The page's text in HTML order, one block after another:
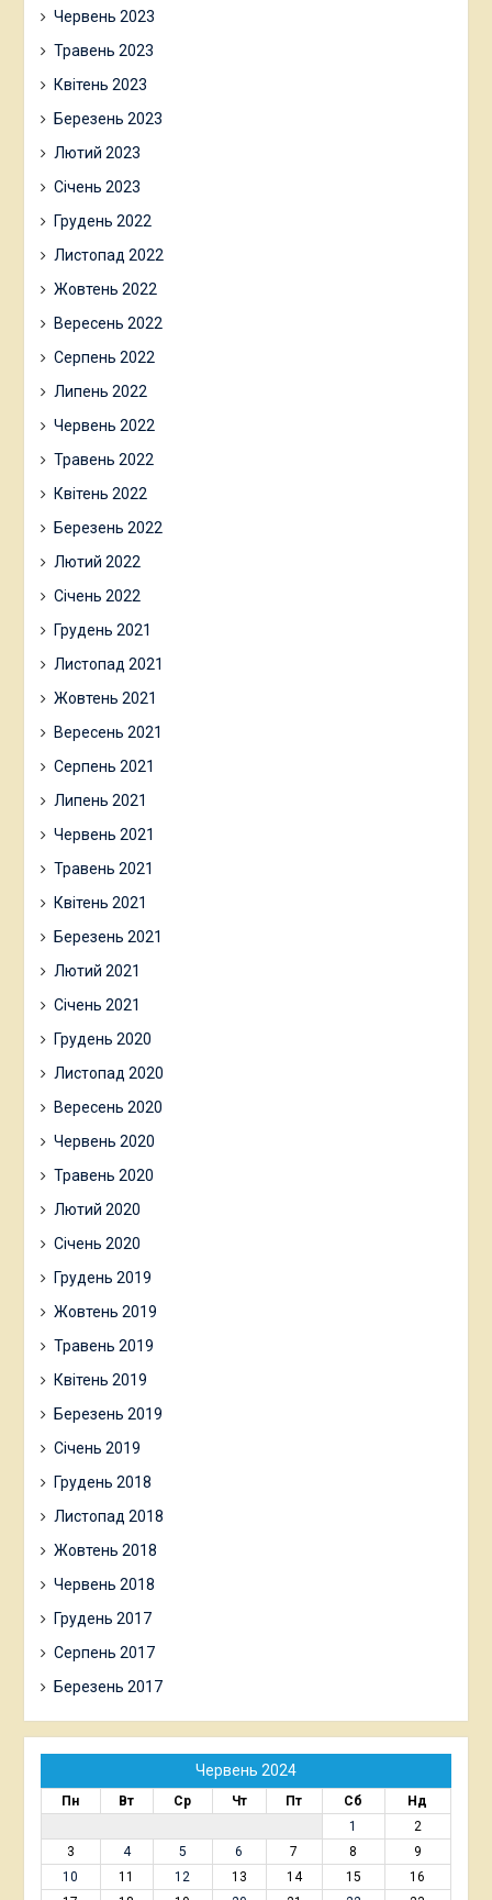
Червень 2023
Травень 2023
Квітень 2023
Березень 2023
Лютий 2023
Січень 2023
Грудень 2022
Листопад 2022
Жовтень 2022
Вересень 2022
Серпень 2022
Липень 2022
Червень 2022
Травень 2022
Квітень 2022
Березень 2022
Лютий 2022
Січень 2022
Грудень 2021
Листопад 2021
Жовтень 2021
Вересень 2021
Серпень 2021
Липень 2021
Червень 2021
Травень 2021
Квітень 2021
Березень 2021
Лютий 2021
Січень 2021
Грудень 2020
Листопад 2020
Вересень 2020
Червень 2020
Травень 2020
Лютий 2020
Січень 2020
Грудень 2019
Жовтень 2019
Травень 2019
Квітень 2019
Березень 2019
Січень 2019
Грудень 2018
Листопад 2018
Жовтень 2018
Червень 2018
Грудень 2017
Серпень 2017
Березень 2017
Червень 2024
Пн Вт Ср Чт Пт Сб
Нд
1
2
3
4 5 6 7 8
9
10
11 12 13 14 15
16